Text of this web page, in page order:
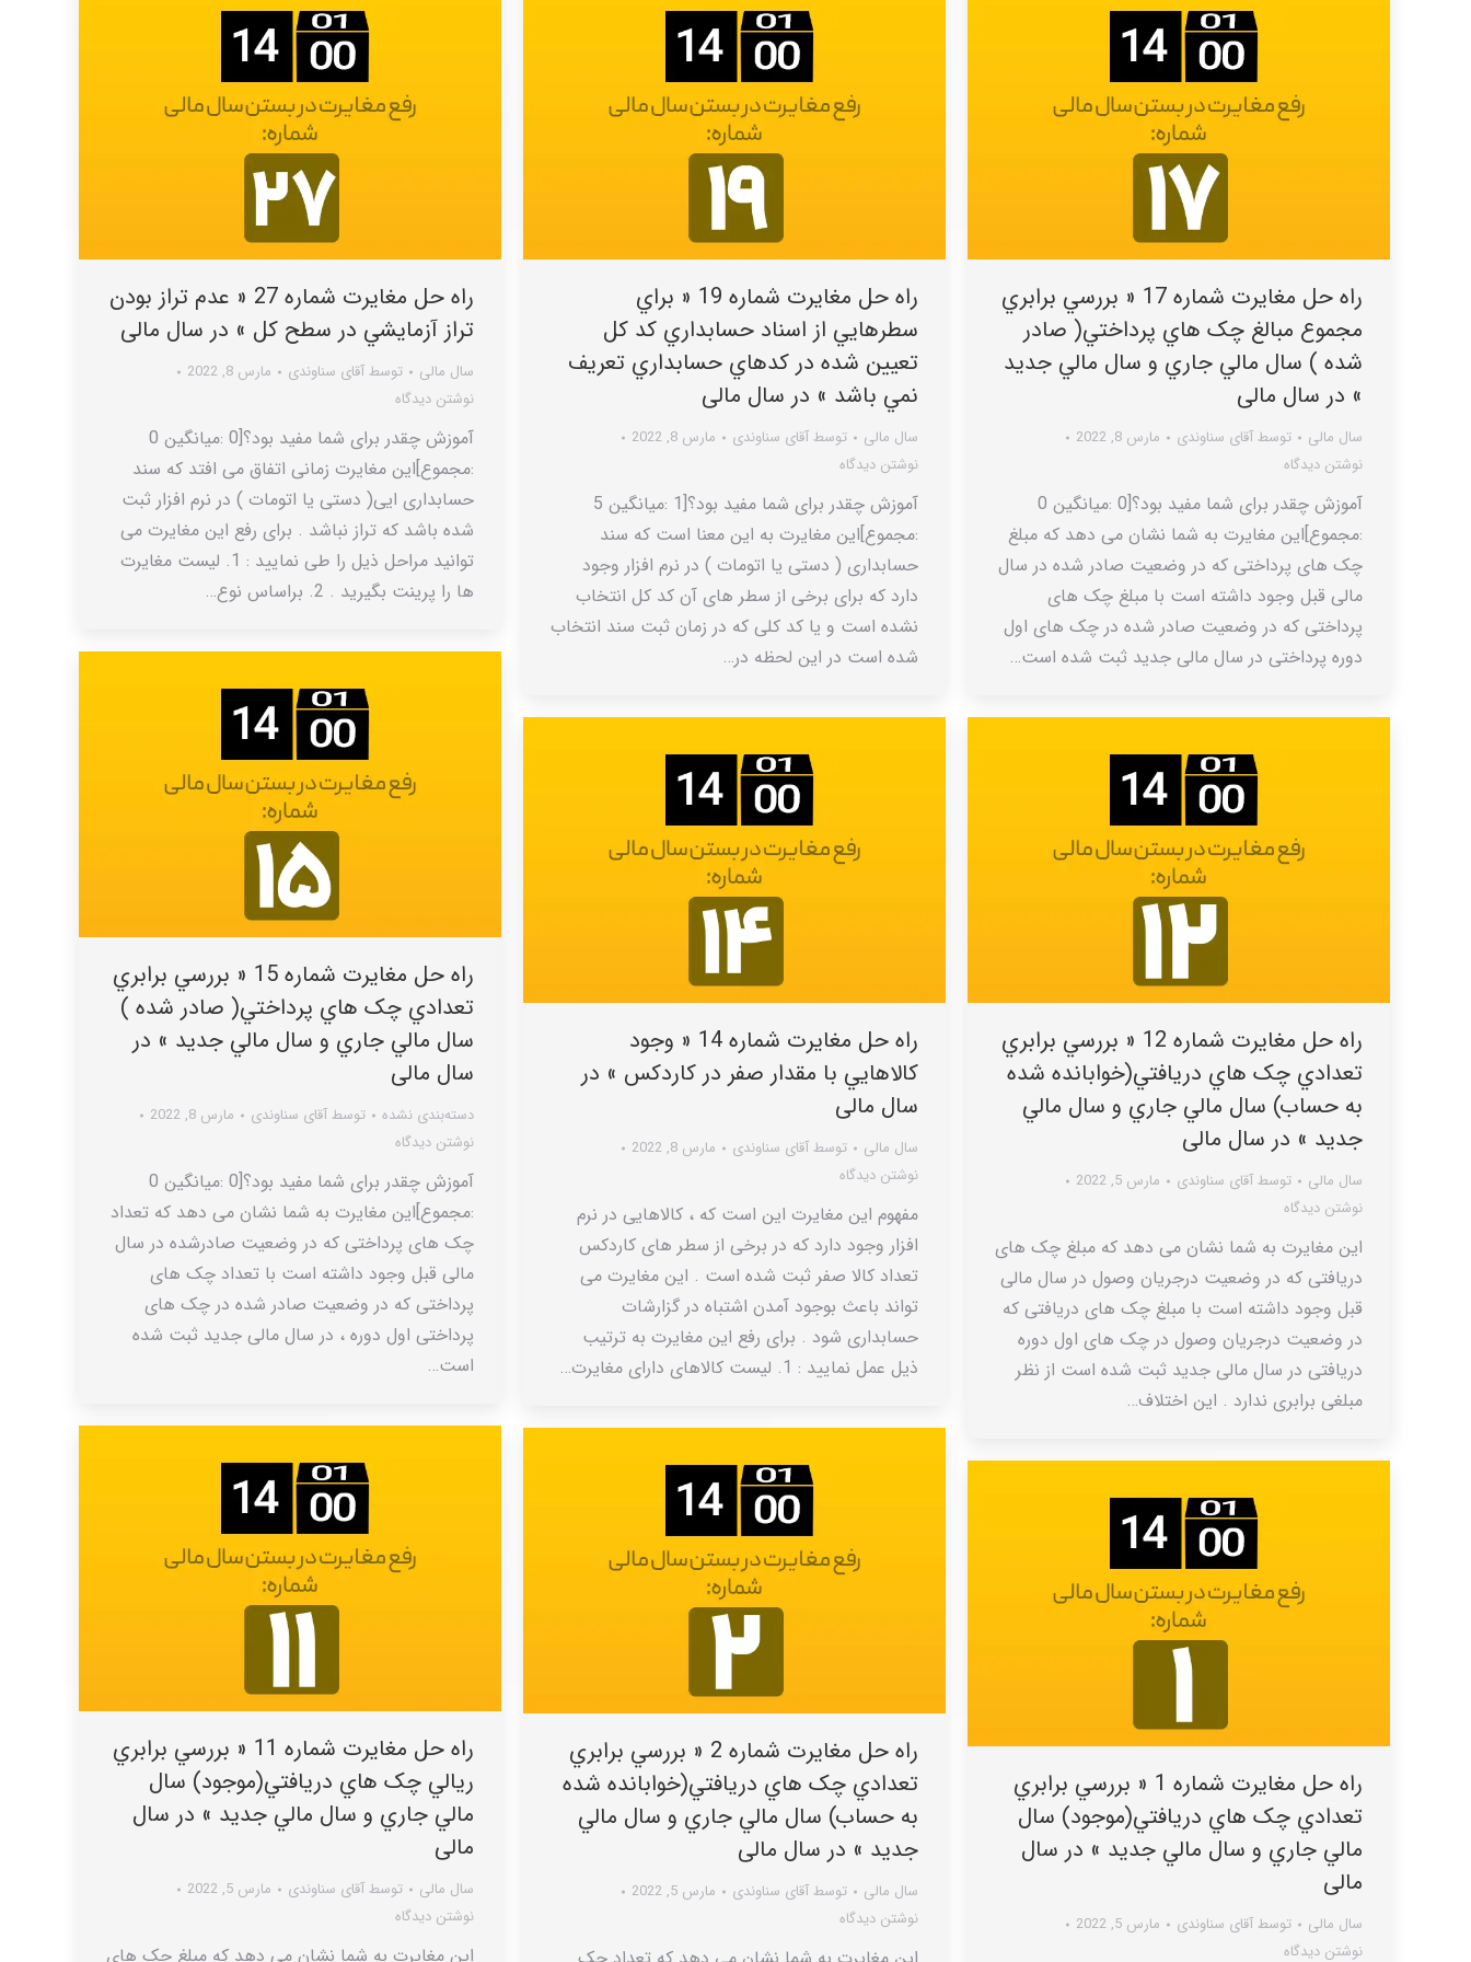
راه حل مغایرت شماره 27 « عدم تراز بودن
تراز آزمايشي در سطح کل » در سال مالی
سال مالی توسطآقای سناوندی
مارس 8, 2022
نوشتن دیدگاه
آموزش چقدر برای شما مفید بود؟[0 :میانگین 0
:مجموع]این مغایرت زمانی اتفاق می افتد که سند
حسابداری ایی( دستی یا اتومات ) در نرم افزار ثبت
شده باشد که تراز نباشد . برای رفع این مغایرت می
توانید مراحل ذیل را طی نمایید : 1. لیست مغایرت
ها را پرینت بگیرید . 2. براساس نوع…
راه حل مغایرت شماره 19 « براي
سطرهايي از اسناد حسابداري کد کل
تعيين شده در کدهاي حسابداري تعريف
نمي باشد » در سال مالی
سال مالی توسطآقای سناوندی
مارس 8, 2022
نوشتن دیدگاه
آموزش چقدر برای شما مفید بود؟[1 :میانگین 5
:مجموع]این مغایرت به این معنا است که سند
حسابداری ( دستی یا اتومات ) در نرم افزار وجود
دارد که برای برخی از سطر های آن کد کل انتخاب
نشده است و یا کد کلی که در زمان ثبت سند انتخاب
شده است در این لحظه در…
راه حل مغایرت شماره 17 « بررسي برابري
مجموع مبالغ چک هاي پرداختي( صادر
شده ) سال مالي جاري و سال مالي جديد
» در سال مالی
سال مالی توسطآقای سناوندی
مارس 8, 2022
نوشتن دیدگاه
آموزش چقدر برای شما مفید بود؟[0 :میانگین 0
:مجموع]این مغایرت به شما نشان می دهد که مبلغ
چک های پرداختی که در وضعیت صادر شده در سال
مالی قبل وجود داشته است با مبلغ چک های
پرداختی که در وضعیت صادر شده در چک های اول
دوره پرداختی در سال مالی جدید ثبت شده است…
راه حل مغایرت شماره 15 « بررسي برابري
تعدادي چک هاي پرداختي( صادر شده )
سال مالي جاري و سال مالي جديد » در
سال مالی
دسته‌بندی نشده توسطآقای سناوندی
مارس 8, 2022
نوشتن دیدگاه
آموزش چقدر برای شما مفید بود؟[0 :میانگین 0
:مجموع]این مغایرت به شما نشان می دهد که تعداد
چک های پرداختی که در وضعیت صادرشده در سال
مالی قبل وجود داشته است با تعداد چک های
پرداختی که در وضعیت صادر شده در چک های
پرداختی اول دوره ، در سال مالی جدید ثبت شده
است…
راه حل مغایرت شماره 14 « وجود
کالاهايي با مقدار صفر در کاردکس » در
سال مالی
سال مالی توسطآقای سناوندی
مارس 8, 2022
نوشتن دیدگاه
مفهوم این مغایرت این است که ، کالاهایی در نرم
افزار وجود دارد که در برخی از سطر های کاردکس
تعداد کالا صفر ثبت شده است . این مغایرت می
تواند باعث بوجود آمدن اشتباه در گزارشات
حسابداری شود . برای رفع این مغایرت به ترتیب
ذیل عمل نمایید : 1. لیست کالاهای دارای مغایرت…
راه حل مغایرت شماره 12 « بررسي برابري
تعدادي چک هاي دريافتي(خوابانده شده
به حساب) سال مالي جاري و سال مالي
جديد » در سال مالی
سال مالی توسطآقای سناوندی
مارس 5, 2022
نوشتن دیدگاه
این مغایرت به شما نشان می دهد که مبلغ چک های
دریافتی که در وضعیت درجریان وصول در سال مالی
قبل وجود داشته است با مبلغ چک های دریافتی که
در وضعیت درجریان وصول در چک های اول دوره
دریافتی در سال مالی جدید ثبت شده است از نظر
مبلغی برابری ندارد . این اختلاف…
راه حل مغایرت شماره 11 « بررسي برابري
ريالي چک هاي دريافتي(موجود) سال
مالي جاري و سال مالي جديد » در سال
مالی
سال مالی توسطآقای سناوندی
مارس 5, 2022
نوشتن دیدگاه
این مغایرت به شما نشان می دهد که مبلغ چک های
راه حل مغایرت شماره 2 « بررسي برابري
تعدادي چک هاي دريافتي(خوابانده شده
به حساب) سال مالي جاري و سال مالي
جديد » در سال مالی
سال مالی توسطآقای سناوندی
مارس 5, 2022
نوشتن دیدگاه
راه حل مغایرت شماره 1 « بررسي برابري
تعدادي چک هاي دريافتي(موجود) سال
مالي جاري و سال مالي جديد » در سال
مالی
سال مالی توسطآقای سناوندی
مارس 5, 2022
نوشتن دیدگاه